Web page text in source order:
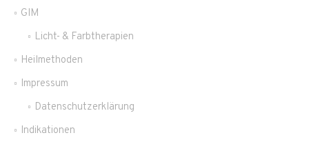
GIM
Licht- & Farbtherapien
Heilmethoden
Impressum
Datenschutzerklärung
Indikationen